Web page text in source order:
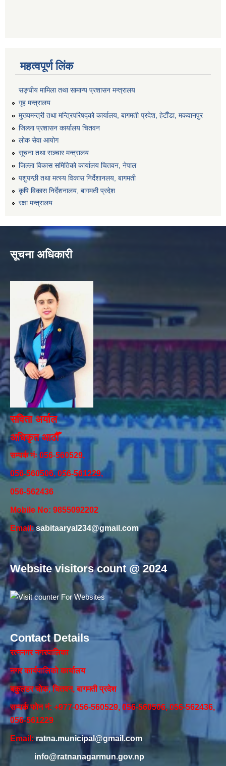
महत्वपूर्ण लिंक
सङ्‍घीय मामिला तथा सामान्य प्रशासन मन्त्रालय
गृह मन्त्रालय
मुख्यमन्त्री तथा मन्त्रिपरिषद्को कार्यालय, बागमती प्रदेश, हेटाैँडा, मकवानपुर
जिल्ला प्रशासन कार्यालय चितवन
लोक सेवा आयोग
सूचना तथा सञ्चार मन्त्रालय
जिल्ला विकास समितिको कार्यालय चितवन, नेपाल
पशुपन्छी तथा मत्स्य विकास निर्देशानलय, बागमती
कृषि विकास निर्देशनालय, बागमती प्रदेश
रक्षा मन्त्रालय
सूचना अधिकारी
सविता अर्याल
अधिकृत आठौँ
सम्पर्क नंः 056-560529,
056-560506, 056-561229,
056-562436
Mobile No: 9855092202
Email:sabitaaryal234@gmail.com
Website visitors count @ 2024
Contact Details
रत्ननगर नगरपालिका
नगर कार्यपालिकाे कार्यालय‍
बकुलहर चोक, चितवन, बागमती प्रदेश
सम्पर्क फोन नं: +977-056-560529, 056-560506, 056-562436,
056-561229
Email:ratna.municipal@gmail.com
info@ratnanagarmun.gov.np